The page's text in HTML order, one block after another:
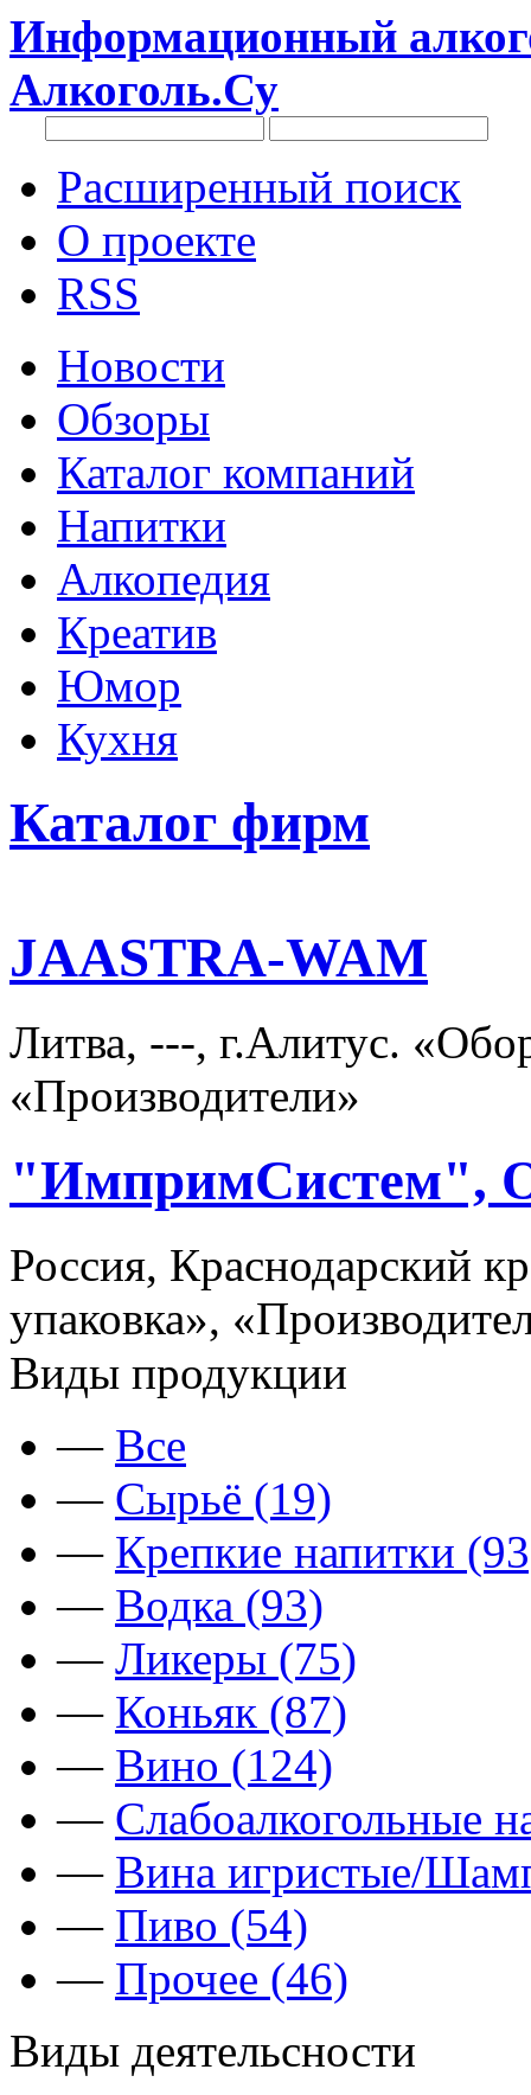
Информационный
Алкоголь.Су
Расширенный поиск
О проекте
RSS
Новости
Обзоры
Каталог компаний
Напитки
Алкопедия
Креатив
Юмор
Кухня
Каталог фирм
JAASTRA-WAM
Литва, ---, г.Алитус.
«Производители»
"ИмпримСистем",
Россия, Краснодарский
упаковка»,
Виды продукции
— Все
— Сырьё (19)
— Крепкие напитки
— Водка (93)
— Ликеры (75)
— Коньяк (87)
— Вино (124)
— Слабоалкогольные
— Вина игристые/
— Пиво (54)
— Прочее (46)
Виды деятельсности